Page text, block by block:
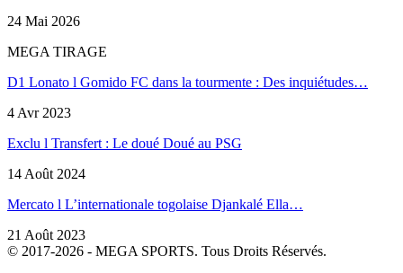
24 Mai 2026
MEGA TIRAGE
D1 Lonato l Gomido FC dans la tourmente : Des inquiétudes…
4 Avr 2023
Exclu l Transfert : Le doué Doué au PSG
14 Août 2024
Mercato l L’internationale togolaise Djankalé Ella…
21 Août 2023
© 2017-2026 - MEGA SPORTS. Tous Droits Réservés.